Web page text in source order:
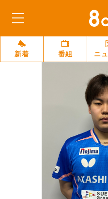
新着 番組 ニ